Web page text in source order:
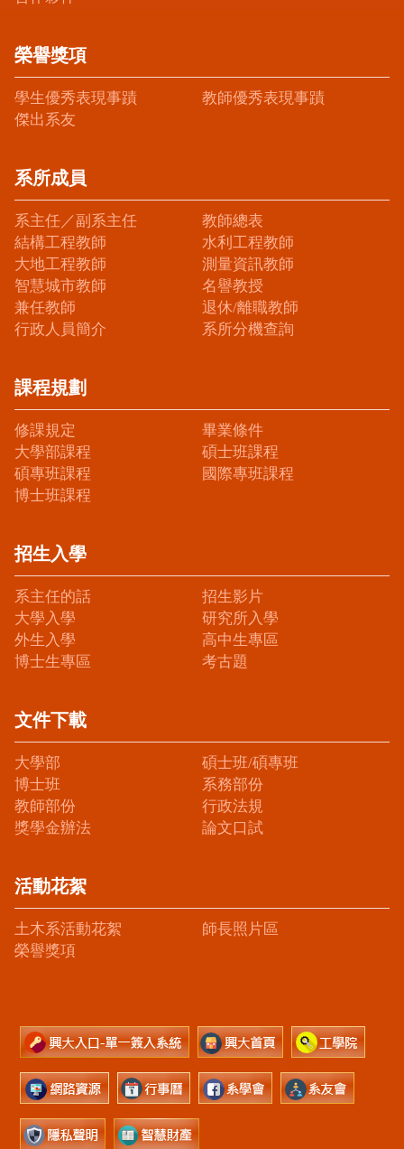
榮譽獎項
學生優秀表現事蹟
教師優秀表現事蹟
傑出系友
系所成員
系主任／副系主任
教師總表
結構工程教師
水利工程教師
大地工程教師
測量資訊教師
智慧城市教師
名譽教授
兼任教師
退休/離職教師
行政人員簡介
系所分機查詢
課程規劃
修課規定
畢業條件
大學部課程
碩士班課程
碩專班課程
國際專班課程
博士班課程
招生入學
系主任的話
招生影片
大學入學
研究所入學
外生入學
高中生專區
博士生專區
考古題
文件下載
大學部
碩士班/碩專班
博士班
系務部份
教師部份
行政法規
獎學金辦法
論文口試
活動花絮
土木系活動花絮
師長照片區
榮譽獎項